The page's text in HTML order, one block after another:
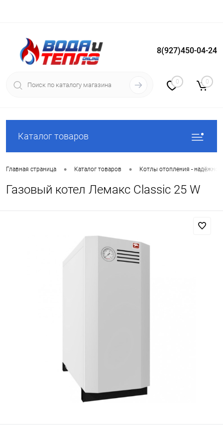
Вход Регистрация
8(927)450-04-24
0 0
Каталог товаров
Главная страница • Каталог товаров • Котлы отопления -
Газовый котел Лемакс Classic 25 W